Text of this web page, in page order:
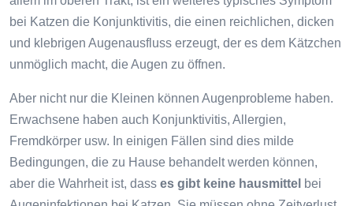
bei Katzen die Konjunktivitis, die einen reichlichen, dicken
und klebrigen Augenausfluss erzeugt, der es dem Kätzchen
unmöglich macht, die Augen zu öffnen.
Aber nicht nur die Kleinen können Augenprobleme haben.
Erwachsene haben auch Konjunktivitis, Allergien,
Fremdkörper usw. In einigen Fällen sind dies milde
Bedingungen, die zu Hause behandelt werden können,
aber die Wahrheit ist, dass es gibt keine hausmittel bei